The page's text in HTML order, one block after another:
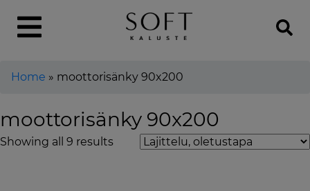
Home » moottorisänky 90x200
moottorisänky 90x200
Showing all 9 results